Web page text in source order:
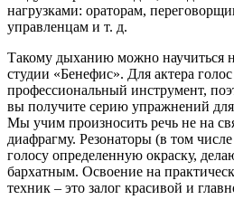
нагрузками: ораторам,
управленцам и т. д.
Такому дыханию можно научиться
студии «Бенефис». Для актера
профессиональный инструмент,
вы получите серию упражнений для
Мы учим произносить речь не на
диафрагму. Резонаторы (в том
голосу определенную окраску,
бархатным. Освоение на
техник – это залог красивой и